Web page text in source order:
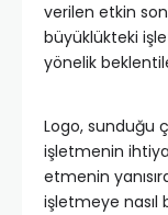
verilen etkin son
büyüklükteki
yönelik
Logo, sunduğu
işletmenin
etmenin
işletmeye nasıl